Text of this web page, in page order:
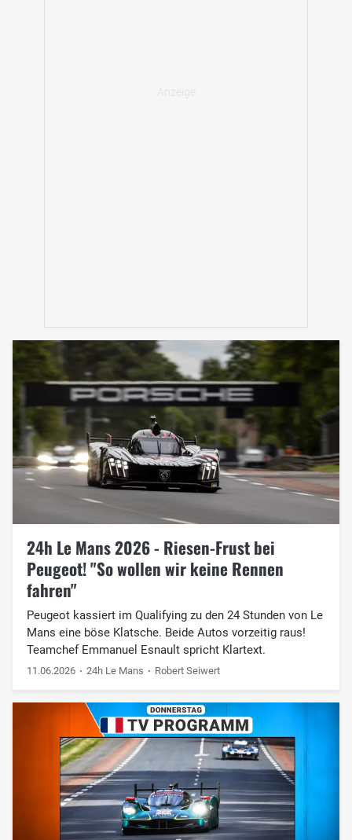
24h Le Mans 2026 - Riesen-Frust bei
Peugeot! "So wollen wir keine Rennen
fahren"
Peugeot kassiert im Qualifying zu den 24 Stunden von Le
Mans eine böse Klatsche. Beide Autos vorzeitig raus!
Teamchef Emmanuel Esnault spricht Klartext.
11.06.2026 24h Le Mans Robert Seiwert